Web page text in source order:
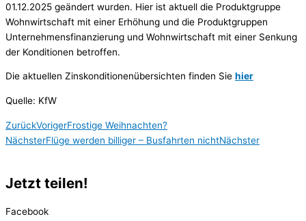
01.12.2025 geändert wurden. Hier ist aktuell die Produktgruppe
Wohnwirtschaft mit einer Erhöhung und die Produktgruppen
Unternehmensfinanzierung und Wohnwirtschaft mit einer Senkung
der Konditionen betroffen.
Die aktuellen Zinskonditionenübersichten finden Sie hier
Quelle: KfW
ZurückVorigerFrostige Weihnachten?
NächsterFlüge werden billiger – Busfahrten nichtNächster
Jetzt teilen!
Facebook